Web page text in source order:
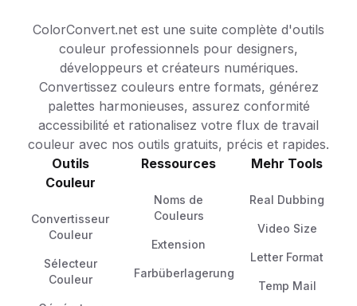
ColorConvert.net est une suite complète d'outils
couleur professionnels pour designers,
développeurs et créateurs numériques.
Convertissez couleurs entre formats, générez
palettes harmonieuses, assurez conformité
accessibilité et rationalisez votre flux de travail
couleur avec nos outils gratuits, précis et rapides.
Outils
Couleur
Convertisseur
Couleur
Sélecteur
Couleur
Ressources
Noms de
Couleurs
Extension
Farbüberlagerung
Mehr Tools
Real Dubbing
Video Size
Letter Format
Temp Mail